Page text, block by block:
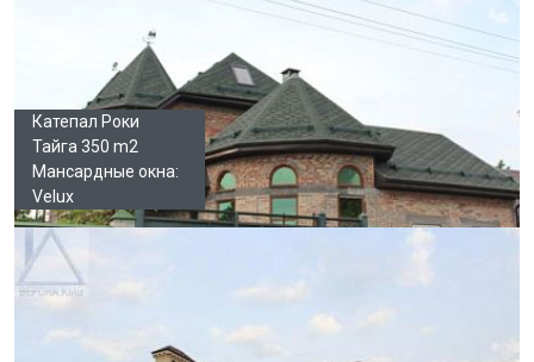
Катепал Роки
Тайга 350 m2
Мансардные окна:
Velux